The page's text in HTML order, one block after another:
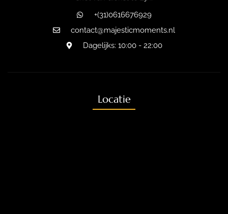
+(31)0616676929
contact@majesticmoments.nl
Dagelijks: 10:00 - 22:00
Locatie